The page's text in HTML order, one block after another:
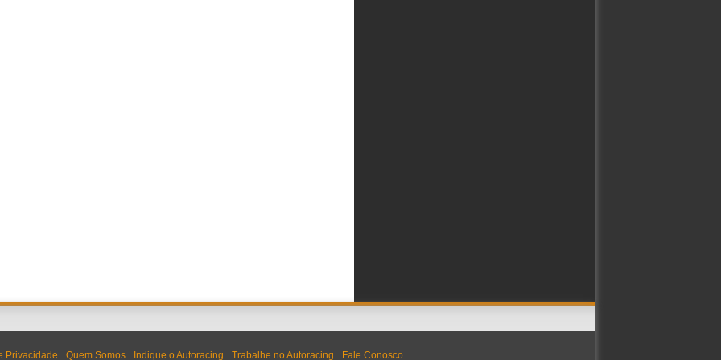
Privacidade Quem Somos Indique o Autoracing Trabalhe no Autoracing Fale Conosco